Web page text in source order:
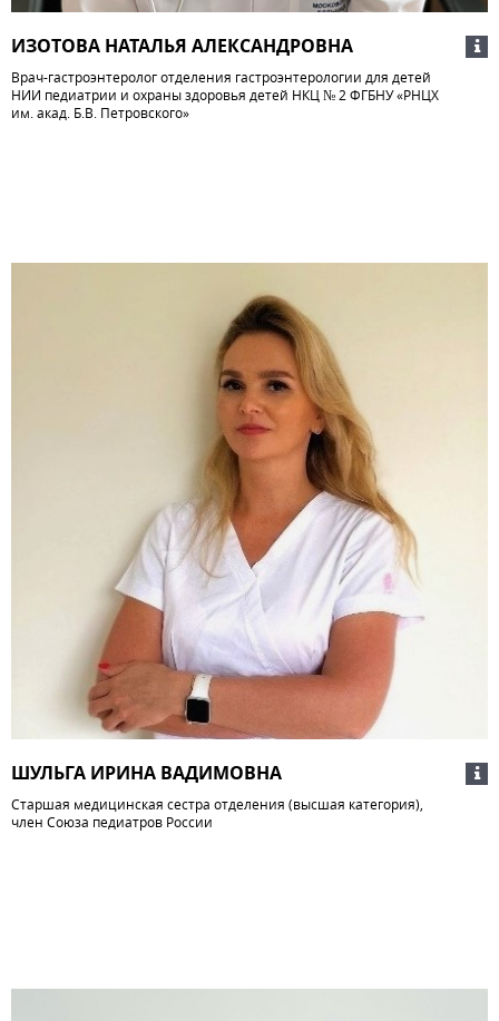
ИЗОТОВА НАТАЛЬЯ АЛЕКСАНДРОВНА
Врач-гастроэнтеролог отделения гастроэнтерологии для детей
НИИ педиатрии и охраны здоровья детей НКЦ № 2 ФГБНУ «РНЦХ
им. акад. Б.В. Петровского»
ШУЛЬГА ИРИНА ВАДИМОВНА
Старшая медицинская сестра отделения (высшая категория),
член Союза педиатров России